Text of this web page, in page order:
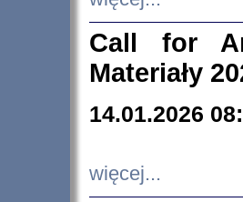
Call for
Materiały
14.01.2026
więcej...